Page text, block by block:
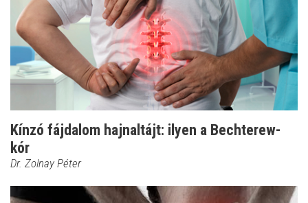
Kínzó fájdalom hajnaltájt: ilyen a Bechterew-
kór
Dr. Zolnay Péter